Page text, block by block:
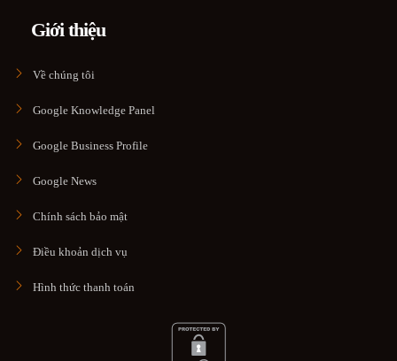
Giới thiệu
Về chúng tôi
Google Knowledge Panel
Google Business Profile
Google News
Chính sách bảo mật
Điều khoản dịch vụ
Hình thức thanh toán